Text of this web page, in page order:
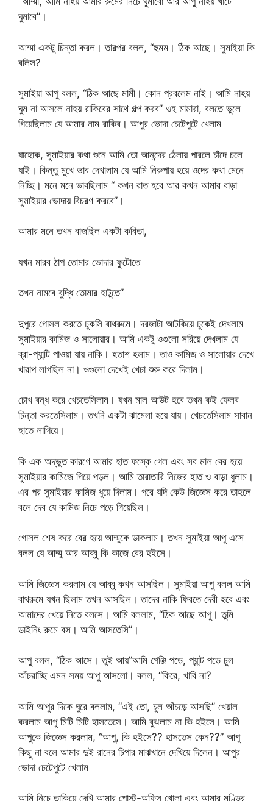
ঘুমাবে”।
আম্মা একটু চিন্তা করল। তারপর বলল, “হুমম। ঠিক আছে। সুমাইয়া কি
বলিস?
সুমাইয়া আপু বলল, “ঠিক আছে মামী। কোন প্রবলেম নাই। আমি নাহয়
ঘুম না আসলে নাহয় রাকিবের সাথে গল্প করব” ওহ মামারা, বলতে ভুলে
গিয়েছিলাম যে আমার নাম রাকিব। আপুর ভোদা চেটেপুটে খেলাম
যাহোক, সুমাইয়ার কথা শুনে আমি তো আনন্দের ঠেলায় পারলে চাঁদে চলে
যাই। কিন্তু মুখে ভাব দেখালাম যে আমি নিরুপায় হয়ে ওদের কথা মেনে
নিচ্ছি। মনে মনে ভাবছিলাম “ কখন রাত হবে আর কখন আমার বাড়া
সুমাইয়ার ভোদায় বিচরণ করবে”।
আমার মনে তখন বাজছিল একটা কবিতা,
যখন মারব ঠাপ তোমার ভোদার ফুটোতে
তখন নামবে বুদ্ধি তোমার হাটুতে”
দুপুরে গোসল করতে ঢুকসি বাথরুমে। দরজাটা আটকিয়ে ঢুকেই দেখলাম
সুমাইয়ার কামিজ ও সালোয়ার। আমি একটু ওগুলো সরিয়ে দেখলাম যে
ব্রা-প্যান্টি পাওয়া যায় নাকি। হতাশ হলাম। তাও কামিজ ও সালোয়ার দেখে
খারাপ লাগছিল না। ওগুলো দেখেই খেচা শুরু করে দিলাম।
চোখ বন্ধ করে খেচতেসিলাম। যখন মাল আউট হবে তখন কই ফেলব
চিন্তা করতেসিলাম। তখনি একটা ঝামেলা হয়ে যায়। খেচতেসিলাম সাবান
হাতে লাগিয়ে।
কি এক অদ্ভুত কারণে আমার হাত ফস্কে গেল এবং সব মাল বের হয়ে
সুমাইয়ার কামিজে গিয়ে পড়ল। আমি তারাতারি নিজের হাত ও বাড়া ধুলাম।
এর পর সুমাইয়ার কামিজ ধুয়ে দিলাম। পরে যদি কেউ জিজ্ঞেস করে তাহলে
বলে দেব যে কামিজ নিচে পড়ে গিয়েছিল।
গোসল শেষ করে বের হয়ে আম্মুকে ডাকলাম। তখন সুমাইয়া আপু এসে
বলল যে আম্মু আর আব্বু কি কাজে বের হইসে।
আমি জিজ্ঞেস করলাম যে আব্বু কখন আসছিল। সুমাইয়া আপু বলল আমি
বাথরুমে যখন ছিলাম তখন আসছিল। তাদের নাকি ফিরতে দেরী হবে এবং
আমাদের খেয়ে নিতে বলসে। আমি বললাম, “ঠিক আছে আপু। তুমি
ডাইনিং রুমে বস। আমি আসতেসি”।
আপু বলল, “ঠিক আসে। তুই আয়”আমি গেঞ্জি পড়ে, প্যা্ন্ট পড়ে চুল
আঁচরাচ্ছি এমন সময় আপু আসলো। বলল, “কিরে, খাবি না?
আমি আপুর দিকে ঘুরে বললাম, “এই তো, চুল আঁচড়ে আসছি” খেয়াল
করলাম আপু মিটি মিটি হাসতেসে। আমি বুঝলাম না কি হইসে। আমি
আপুকে জিজ্ঞেস করলাম, “আপু, কি হইসে?? হাসতেস কেন??” আপু
কিছু না বলে আমার দুই রানের চিপার মাঝখানে দেখিয়ে দিলেন। আপুর
ভোদা চেটেপুটে খেলাম
আমি নিচে তাকিয়ে দেখি আমার পোস্ট-অফিস খোলা এবং আমার মুণ্ডির